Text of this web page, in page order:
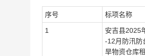
序号 标项名称
1
安吉县2025
-12月防汛防
旱物资仓库